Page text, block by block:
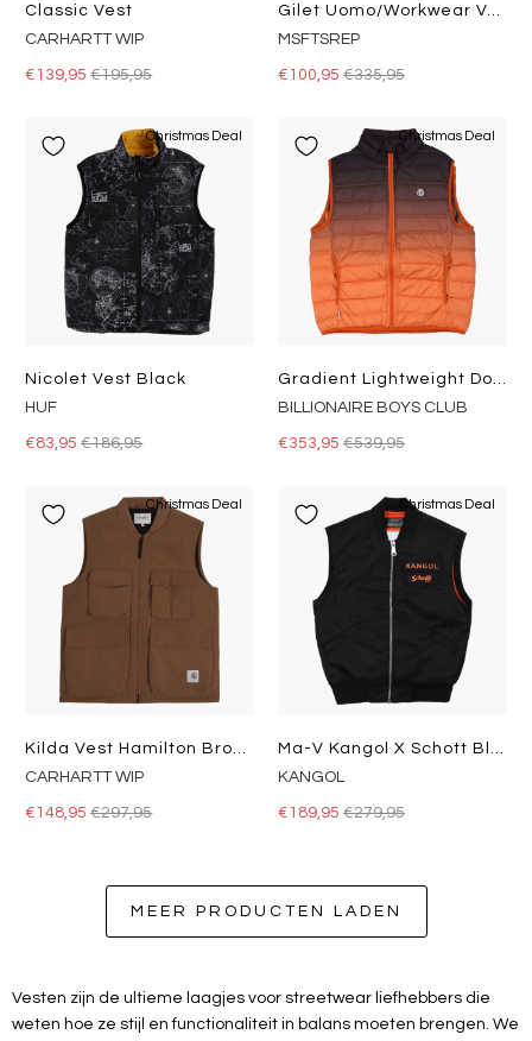
Classic Vest
CARHARTT WIP
€139,95€195,95
MSFTSREP
€100,95 €335,95
Christmas Deal
Nicolet Vest Black
HUF
€83,95€186,95
Christmas Deal
Gradient Lightweight Down Vest Orange
BILLIONAIRE BOYS CLUB
€353,95 €539,95
Christmas Deal
Kilda Vest Hamilton Brown
CARHARTT WIP
€148,95€297,95
Christmas Deal
Ma-V Kangol X Schott Black
KANGOL
€189,95 €279,95
MEER PRODUCTEN LADEN
Vesten zijn de ultieme laagjes voor streetwear liefhebbers die
weten hoe ze stijl en functionaliteit in balans moeten brengen. We